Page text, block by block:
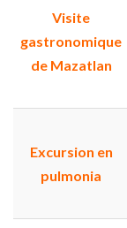
Visite
gastronomique
de Mazatlan
Excursion en
pulmonia